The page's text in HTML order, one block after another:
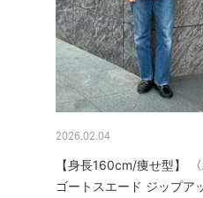
2026.02.04
【身長160cm/痩せ型】 〈
ゴートスエード ジップア